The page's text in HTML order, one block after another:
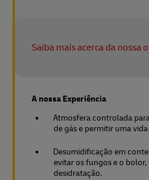
Saiba mais acerca da nossa
A nossa Experiência
Atmosfera controlada
de gás e permitir uma
Desumidificação em
evitar os fungos e o
desidratação.